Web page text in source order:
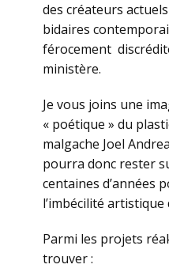
des créateurs
bidaires
férocement
ministère.
Je vous joins une
« poétique » du
malgache Joel
pourra donc rester
centaines d’années
l’imbécilité
Parmi les projets
trouver :